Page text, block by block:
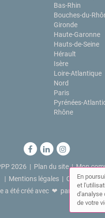
Bas-Rhin
Bouches-du-
Gironde
Haute-Garonne
Hauts-de-Seine
Hérault
Isère
Loire-Atlantique
Nord
Paris
Pyrénées-
Rhône
2026 | Plan du site|Mon
| Mentions légales | Cookies
a été créé avec ❤ par
Simplébo
En
et
d'analyse
de votre